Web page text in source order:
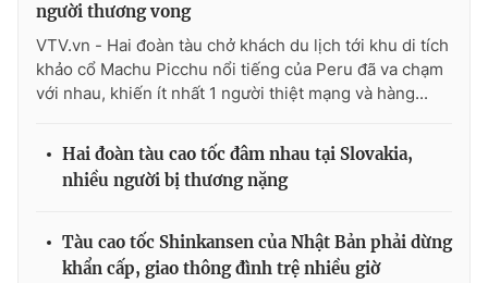
người thương vong
VTV.vn - Hai đoàn tàu chở khách du lịch tới khu di tích
khảo cổ Machu Picchu nổi tiếng của Peru đã va chạm
với nhau, khiến ít nhất 1 người thiệt mạng và hàng...
Hai đoàn tàu cao tốc đâm nhau tại Slovakia,
nhiều người bị thương nặng
Tàu cao tốc Shinkansen của Nhật Bản phải dừng
khẩn cấp, giao thông đình trệ nhiều giờ